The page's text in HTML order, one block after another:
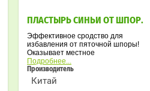
ПЛАСТЫРЬ СИНЬИ ОТ ШПОР.
Эффективное сродство для
избавления от пяточной шпоры!
Оказывает местное
обезболивающее,
противовоспалительное,
противоотечное действие.
Подробнее...
Производитель
Китай